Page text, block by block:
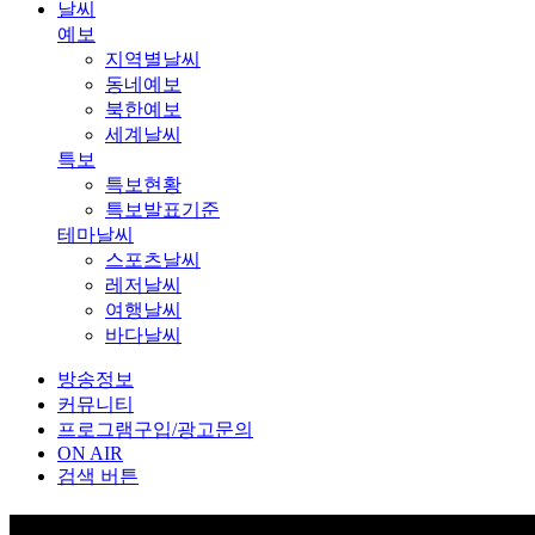
날씨
예보
지역별날씨
동네예보
북한예보
세계날씨
특보
특보현황
특보발표기준
테마날씨
스포츠날씨
레저날씨
여행날씨
바다날씨
방송정보
커뮤니티
프로그램구입/광고문의
ON AIR
검색 버튼